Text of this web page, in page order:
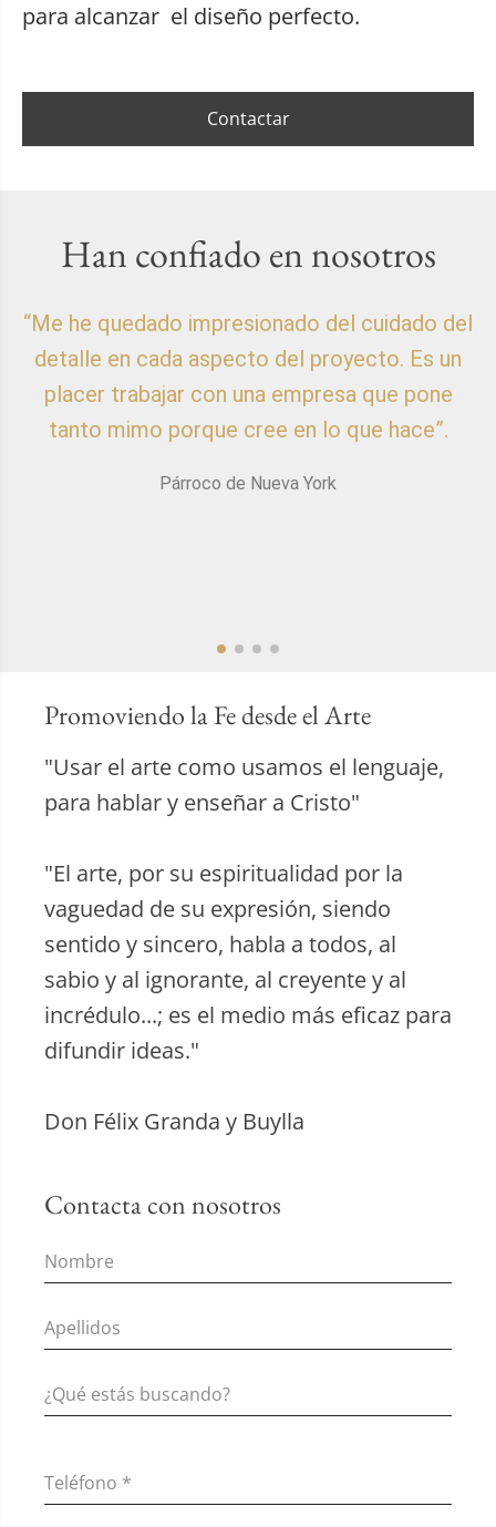
para alcanzar el diseño perfecto.
Contactar
Han confiado en nosotros
“Me he quedado impresionado del cuidado del
detalle en cada aspecto del proyecto. Es un
placer trabajar con una empresa que pone
tanto mimo porque cree en lo que hace”.
Párroco de Nueva York
Promoviendo la Fe desde el Arte
"Usar el arte como usamos el lenguaje,
para hablar y enseñar a Cristo"
"El arte, por su espiritualidad por la
vaguedad de su expresión, siendo
sentido y sincero, habla a todos, al
sabio y al ignorante, al creyente y al
incrédulo...; es el medio más eficaz para
difundir ideas."
Don Félix Granda y Buylla
Contacta con nosotros
Teléfono *